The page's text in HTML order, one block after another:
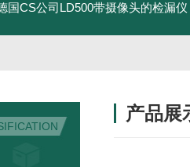
国CS公司LD500带摄像头的检漏仪
产品展